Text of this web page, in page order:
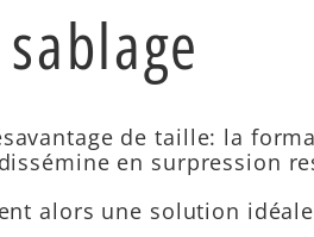
de taille: la
en surpression
alors une solution